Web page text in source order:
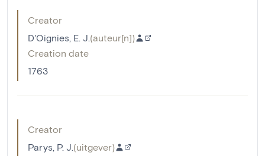
Creator
D'Oignies, E. J. (auteur[n])
Creation date
1763
Creator
Parys, P. J. (uitgever)